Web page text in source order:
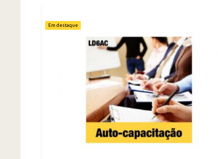
Em destaque